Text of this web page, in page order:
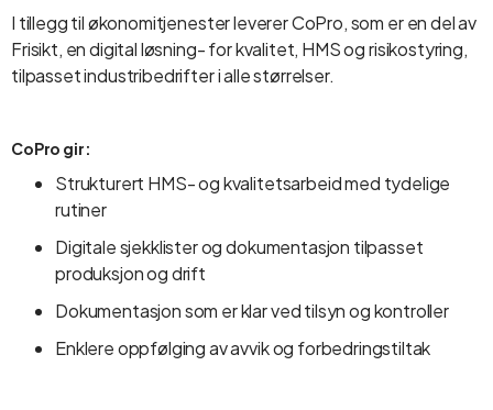
I tillegg til økonomitjenester leverer CoPro, som er en del av
Frisikt, en digital løsning- for kvalitet, HMS og risikostyring,
tilpasset industribedrifter i alle størrelser.
CoPro gir:
Strukturert HMS- og kvalitetsarbeid med tydelige
rutiner
Digitale sjekklister og dokumentasjon tilpasset
produksjon og drift
Dokumentasjon som er klar ved tilsyn og kontroller
Enklere oppfølging av avvik og forbedringstiltak